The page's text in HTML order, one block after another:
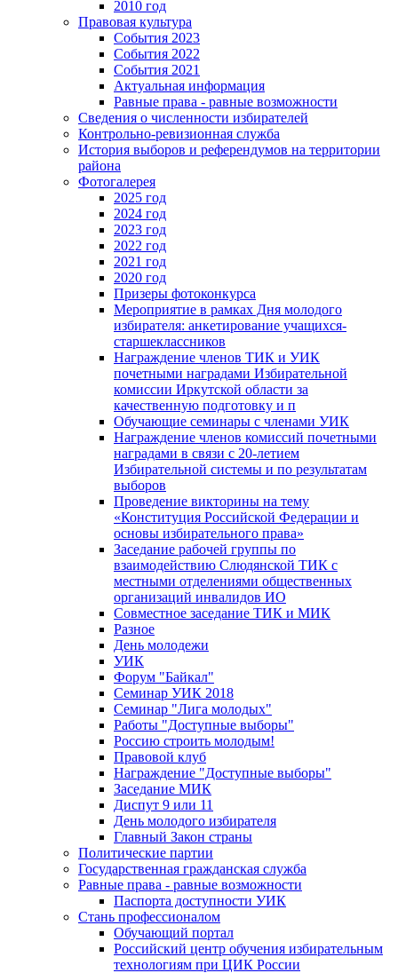
2010 год
Правовая культура
События 2023
События 2022
События 2021
Актуальная информация
Равные права - равные возможности
Сведения о численности избирателей
Контрольно-ревизионная служба
История выборов и референдумов на территории
района
Фотогалерея
2025 год
2024 год
2023 год
2022 год
2021 год
2020 год
Призеры фотоконкурса
Мероприятие в рамках Дня молодого
избирателя: анкетирование учащихся-
старшеклассников
Награждение членов ТИК и УИК
почетными наградами Избирательной
комиссии Иркутской области за
качественную подготовку и п
Обучающие семинары с членами УИК
Награждение членов комиссий почетными
наградами в связи с 20-летием
Избирательной системы и по результатам
выборов
Проведение викторины на тему
«Конституция Российской Федерации и
основы избирательного права»
Заседание рабочей группы по
взаимодействию Слюдянской ТИК с
местными отделениями общественных
организаций инвалидов ИО
Совместное заседание ТИК и МИК
Разное
День молодежи
УИК
Форум "Байкал"
Семинар УИК 2018
Семинар "Лига молодых"
Работы "Доступные выборы"
Россию строить молодым!
Правовой клуб
Награждение "Доступные выборы"
Заседание МИК
Диспут 9 или 11
День молодого избирателя
Главный Закон страны
Политические партии
Государственная гражданская служба
Равные права - равные возможности
Паспорта доступности УИК
Стань профессионалом
Обучающий портал
Российский центр обучения избирательным
технологиям при ЦИК России